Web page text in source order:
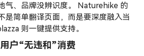
气、品牌没辨识度。 Naturehike 的
是简单翻译页面，而是要深度融入当
则一键提供支持。
户“无违和”消费